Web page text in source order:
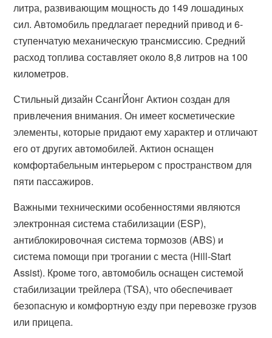
литра, развивающим мощность до 149 лошадиных
сил. Автомобиль предлагает передний привод и 6-
ступенчатую механическую трансмиссию. Средний
расход топлива составляет около 8,8 литров на 100
километров.
Стильный дизайн СсангЙонг Актион создан для
привлечения внимания. Он имеет косметические
элементы, которые придают ему характер и отличают
его от других автомобилей. Актион оснащен
комфортабельным интерьером с пространством для
пяти пассажиров.
Важными техническими особенностями являются
электронная система стабилизации (ESP),
антиблокировочная система тормозов (ABS) и
система помощи при трогании с места (Hill-Start
Assist). Кроме того, автомобиль оснащен системой
стабилизации трейлера (TSA), что обеспечивает
безопасную и комфортную езду при перевозке грузов
или прицепа.